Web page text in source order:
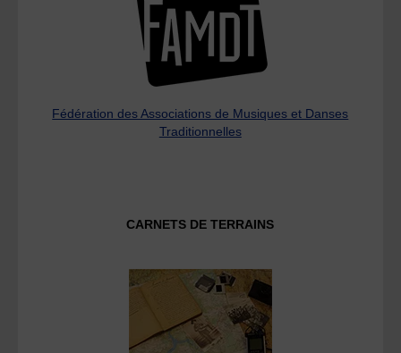
Fédération des Associations de Musiques et Danses
Traditionnelles
CARNETS DE TERRAINS